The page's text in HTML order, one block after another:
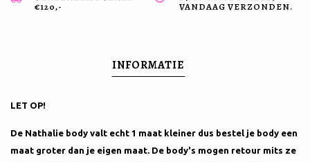
€120,-
VANDAAG VERZONDEN.
INFORMATIE
LET OP!
De Nathalie body valt echt 1 maat kleiner dus bestel je body een
maat groter dan je eigen maat. De body's mogen retour mits ze